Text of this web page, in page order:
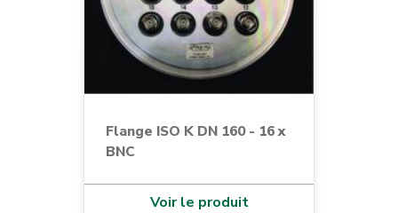
Flange ISO K DN 160 - 16 x
BNC
Voir le produit